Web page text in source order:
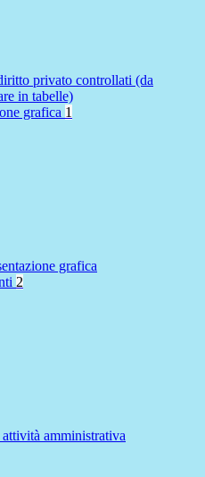
privato controllati (da
in tabelle)
grafica 1
grafica
2
amministrativa